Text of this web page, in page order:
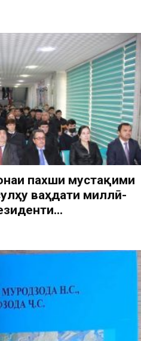
пахши мустақими
ваҳдати миллӣ-